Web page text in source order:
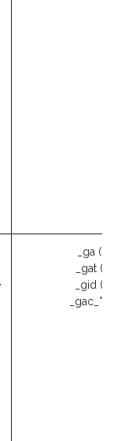
_ga
_gat
_gid
_gac_*